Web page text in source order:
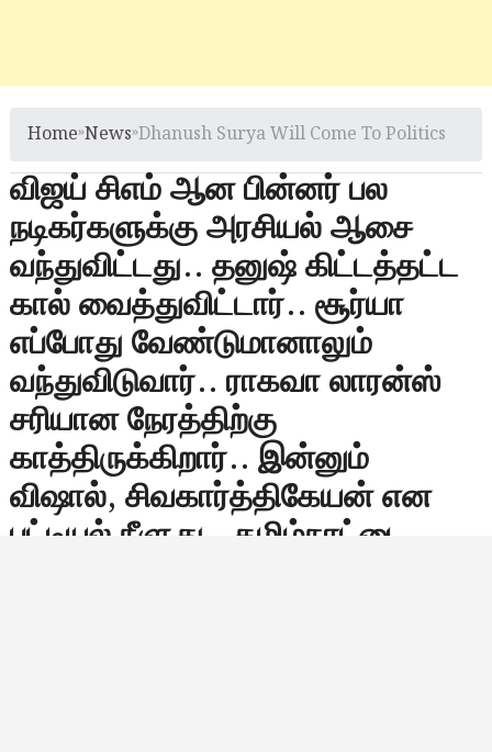
Home»News»Dhanush Surya Will Come To Politics
விஜய் சிஎம் ஆன பின்னர் பல
நடிகர்களுக்கு அரசியல் ஆசை
வந்துவிட்டது.. தனுஷ் கிட்டத்தட்ட
கால் வைத்துவிட்டார்.. சூர்யா
எப்போது வேண்டுமானாலும்
வந்துவிடுவார்.. ராகவா லாரன்ஸ்
சரியான நேரத்திற்கு
காத்திருக்கிறார்.. இன்னும்
விஷால், சிவகார்த்திகேயன் என
பட்டியல் நீளுது.. தமிழ்நாட்டை